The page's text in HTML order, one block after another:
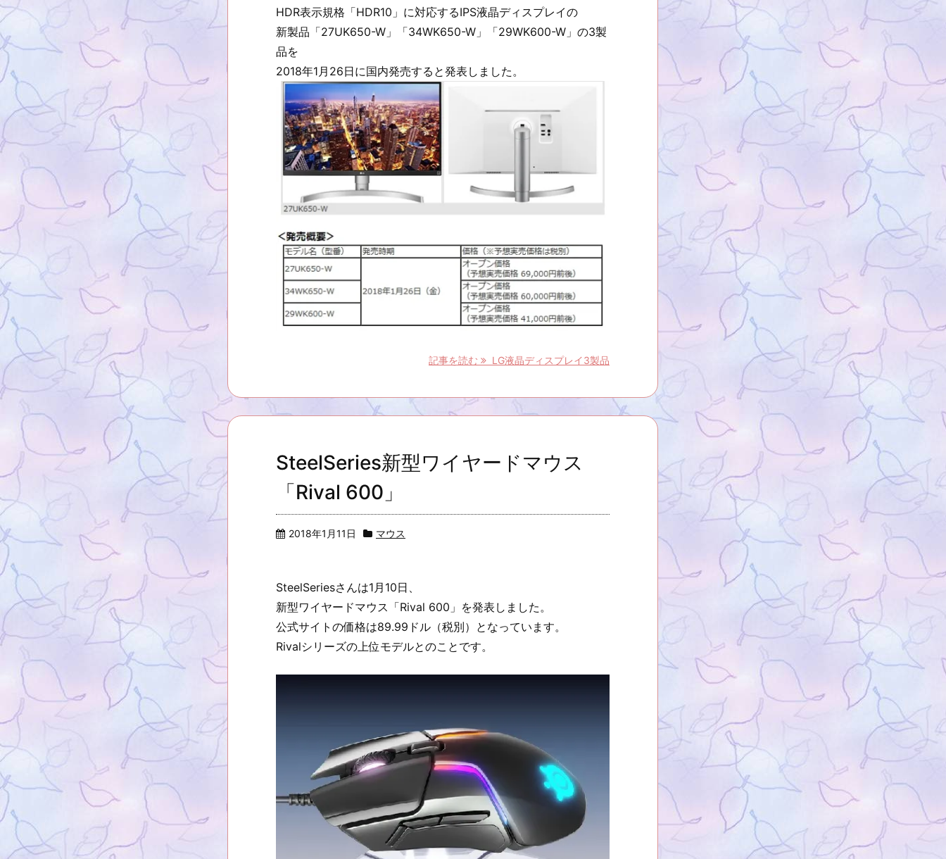
HDR表示規格「HDR10」に対応するIPS液晶ディスプレイの
新製品「27UK650-W」「34WK650-W」「29WK600-W」の3製
品を
2018年1月26日に国内発売すると発表しました。
記事を読む LG液晶ディスプレイ3製品
SteelSeries新型ワイヤードマウス
「Rival 600」
2018年1月11日 マウス
SteelSeriesさんは1月10日、
新型ワイヤードマウス「Rival 600」を発表しました。
公式サイトの価格は89.99ドル（税別）となっています。
Rivalシリーズの上位モデルとのことです。